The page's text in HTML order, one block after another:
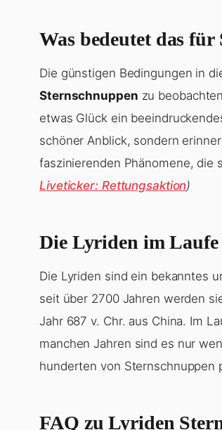
Was bedeutet das für
Die günstigen Bedingungen in
Sternschnuppen zu
etwas Glück ein
schöner Anblick, sondern
faszinierenden Phänomene, die
Liveticker: Rettungsaktion)
Die Lyriden im Laufe
Die Lyriden sind ein bekanntes
seit über 2700 Jahren werden
Jahr 687 v. Chr. aus China. Im
manchen Jahren sind es nur
hunderten von Sternschnuppen
FAQ zu Lyriden